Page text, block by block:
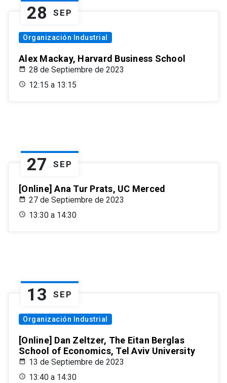
28 SEP
Organización Industrial
Alex Mackay, Harvard Business School
28 de Septiembre de 2023
12:15 a 13:15
27 SEP
[Online] Ana Tur Prats, UC Merced
27 de Septiembre de 2023
13:30 a 14:30
13 SEP
Organización Industrial
[Online] Dan Zeltzer, The Eitan Berglas
School of Economics, Tel Aviv University
13 de Septiembre de 2023
13:40 a 14:30